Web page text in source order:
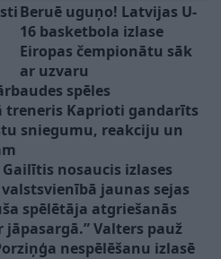
Beruē uguņo! Latvijas U-
16 basketbola izlase
Eiropas čempionātu sāk
ar uzvaru
spēles
treneris Kaprioti gandarīts
sniegumu, reakciju un
nosaucis izlases
jaunas sejas
spēlētāja atgriešanās
jāpasargā.” Valters pauž
nespēlēšanu izlasē